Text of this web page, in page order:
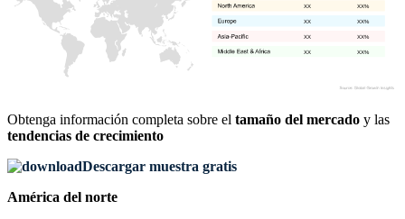
XX%
XX
XX%
XX
XX%
XX
XX%
XX
Obtenga información completa sobre el tamaño del mercado y las
tendencias de crecimiento
Descargar muestra gratis
América del norte